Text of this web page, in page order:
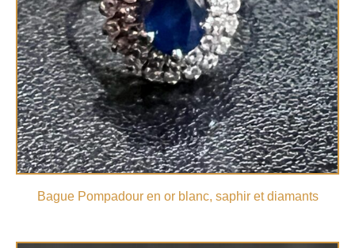
Bague Pompadour en or blanc, saphir et diamants